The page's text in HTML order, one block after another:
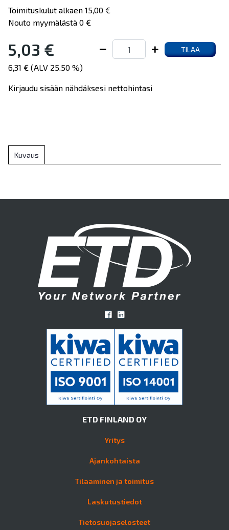
Toimituskulut alkaen 15,00 €
Nouto myymälästä 0 €
5,03 € TILAA
6,31 € (ALV 25.50 %)
Kirjaudu sisään nähdäksesi nettohintasi
Kuvaus
ETD FINLAND OY
Yritys
Ajankohtaista
Tilaaminen ja toimitus
Laskutustiedot
Tietosuojaselosteet